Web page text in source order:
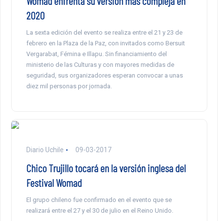
2020
La sexta edición del evento se realiza entre el 21 y 23 de
febrero en la Plaza de la Paz, con invitados como Bersuit
Vergarabat, Fémina e Illapu. Sin financiamiento del
ministerio de las Culturas y con mayores medidas de
seguridad, sus organizadores esperan convocar a unas
diez mil personas por jornada.
Diario Uchile 09-03-2017
Chico Trujillo tocará en la versión inglesa del
Festival Womad
El grupo chileno fue confirmado en el evento que se
realizará entre el 27 y el 30 de julio en el Reino Unido.